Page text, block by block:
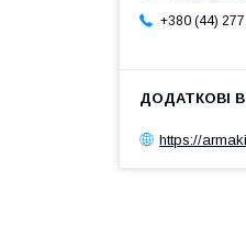
+380 (44)
https://